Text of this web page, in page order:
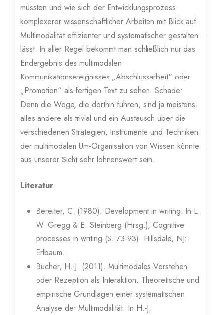
müssten und wie sich der Entwicklungsprozess
komplexerer wissenschaftlicher Arbeiten mit Blick auf
Multimodalität effizienter und systematischer gestalten
lässt. In aller Regel bekommt man schließlich nur das
Endergebnis des multimodalen
Kommunikationsereignisses „Abschlussarbeit“ oder
„Promotion“ als fertigen Text zu sehen. Schade:
Denn die Wege, die dorthin führen, sind ja meistens
alles andere als trivial und ein Austausch über die
verschiedenen Strategien, Instrumente und Techniken
der multimodalen Um-Organisation von Wissen könnte
aus unserer Sicht sehr lohnenswert sein.
Literatur
Bereiter, C. (1980). Development in writing. In L.
W. Gregg & E. Steinberg (Hrsg.), Cognitive
processes in writing (S. 73-93). Hillsdale, NJ:
Erlbaum.
Bucher, H.-J. (2011). Multimodales Verstehen
oder Rezeption als Interaktion. Theoretische und
empirische Grundlagen einer systematischen
Analyse der Multimodalität. In H.-J.